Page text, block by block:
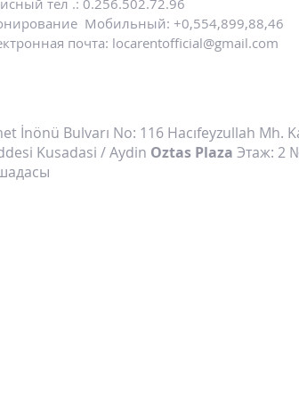
тел .: 0.256.502.72.96
Мобильный: +0,554,899,88,46
почта: locarentofficial@gmail.com
İnönü Bulvarı No: 116 Hacıfeyzullah Mh.
Kusadasi / Aydin Oztas Plaza Этаж: 2